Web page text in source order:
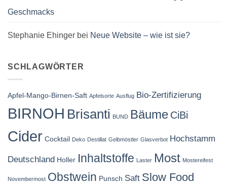
Geschmacks
Stephanie Ehinger bei Neue Website – wie ist sie?
SCHLAGWÖRTER
Apfel-Mango-Birnen-Saft Apfelsorte Ausflug Bio-Zertifizierung
BIRNOH Brisanti BUND Bäume CiBi
Cider Cocktail Deko Destillat Gelbmöstler Glasverbot Hochstamm
Deutschland Holler Inhaltstoffe Laster Most Mostereifest
Novembermost Obstwein Punsch Saft Slow Food